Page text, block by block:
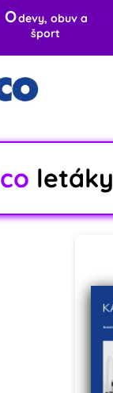
Odevy, obuv a
šport
letáky